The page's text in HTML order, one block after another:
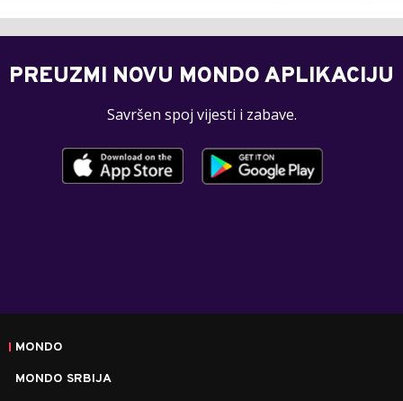
PREUZMI NOVU MONDO APLIKACIJU
Savršen spoj vijesti i zabave.
MONDO
MONDO SRBIJA